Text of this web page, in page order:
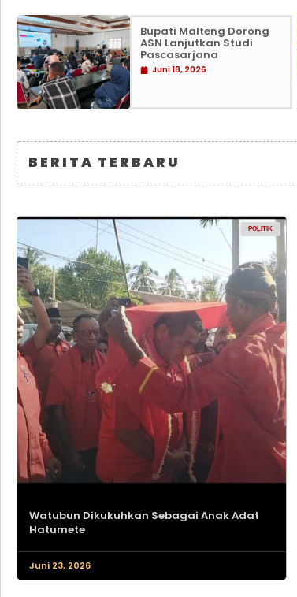
Bupati Malteng Dorong
ASN Lanjutkan Studi
Pascasarjana
Juni 18, 2026
BERITA TERBARU
POLITIK
Watubun Dikukuhkan Sebagai Anak Adat
Hatumete
Juni 23, 2026